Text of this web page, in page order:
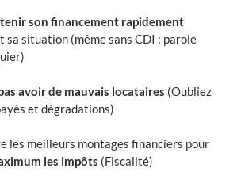
son financement rapidement
sa situation (même sans CDI : parole
avoir de mauvais locataires (Oubliez
et dégradations)
les meilleurs montages financiers pour
les impôts (Fiscalité)